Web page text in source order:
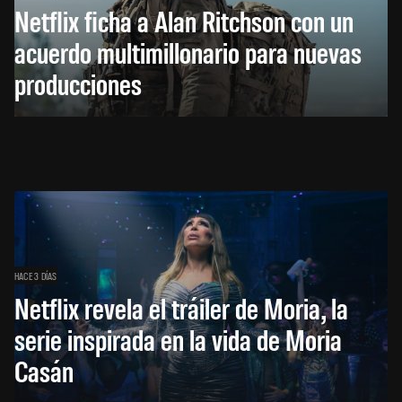
Netflix ficha a Alan Ritchson con un
acuerdo multimillonario para nuevas
producciones
HACE 3 DÍAS
Netflix revela el tráiler de Moria, la
serie inspirada en la vida de Moria
Casán